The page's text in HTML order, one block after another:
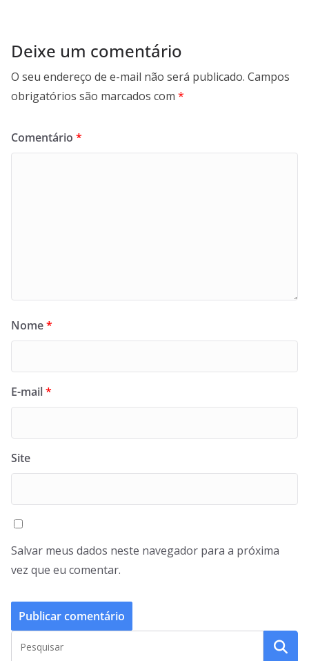
Deixe um comentário
O seu endereço de e-mail não será publicado. Campos
obrigatórios são marcados com *
Comentário *
Nome*
E-mail*
Site
Salvar meus dados neste navegador para a próxima
vez que eu comentar.